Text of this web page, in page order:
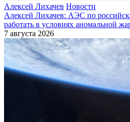
Алексей Лихачев Новости
Алексей Лихачев: АЭС по
работать в условиях аномальной
7 августа 2026